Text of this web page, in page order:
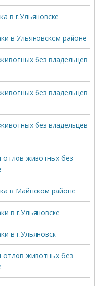
в г.Ульяновске
в Ульяновском районе
без владельцев
без владельцев
без владельцев
отлов животных без
в Майнском районе
в г.Ульяновске
в г.Ульяновск
отлов животных без